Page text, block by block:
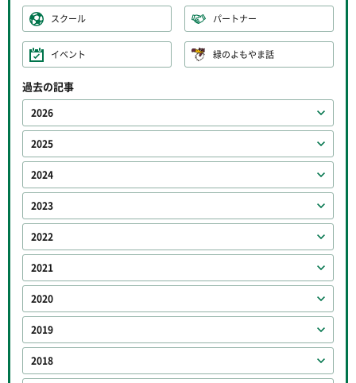
スクール パートナー
イベント 緑のよもやま話
過去の記事
2026
2025
2024
2023
2022
2021
2020
2019
2018